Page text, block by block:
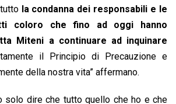
la condanna dei responsabili e le
coloro che fino ad oggi hanno
Miteni a continuare ad inquinare
il Principio di Precauzione e
della nostra vita” affermano.
solo dire che tutto quello che ho e che